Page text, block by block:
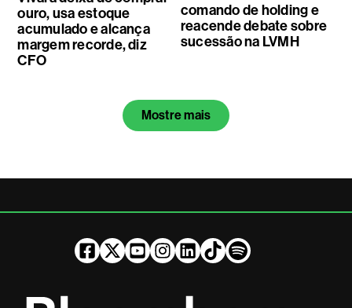
ouro, usa estoque
acumulado e alcança
margem recorde, diz
CFO
comando de holding e
reacende debate sobre
sucessão na LVMH
Mostre mais